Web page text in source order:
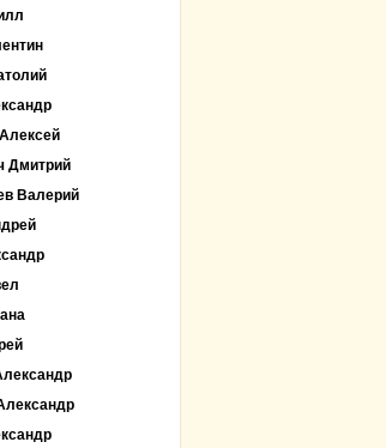
Дмитрий
Валерий